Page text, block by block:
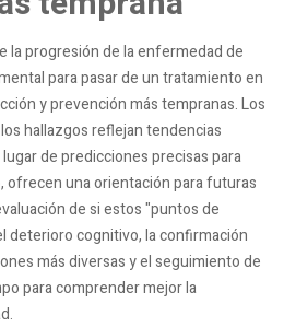
la progresión de la enfermedad de
para pasar de un tratamiento en
y prevención más tempranas. Los
hallazgos reflejan tendencias
de predicciones precisas para
ofrecen una orientación para futuras
de si estos "puntos de
deterioro cognitivo, la confirmación
más diversas y el seguimiento de
para comprender mejor la